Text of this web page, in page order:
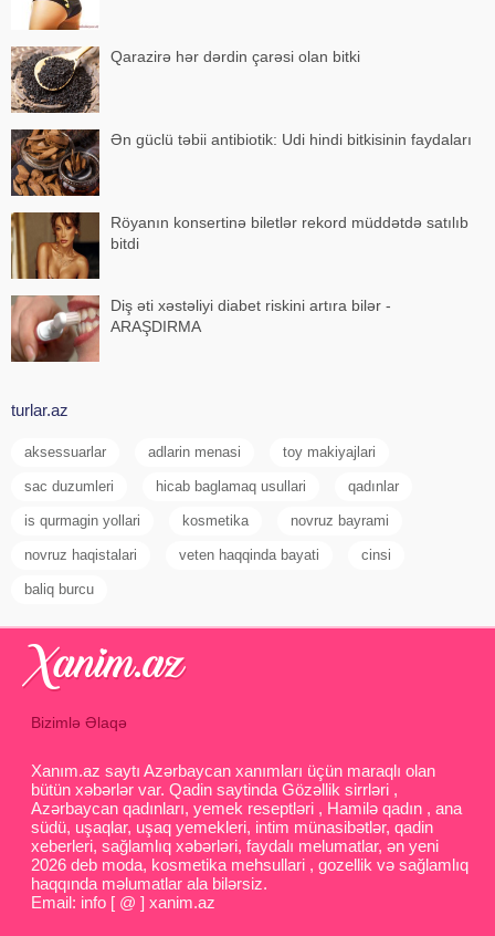
Qarazirə hər dərdin çarəsi olan bitki
Ən güclü təbii antibiotik: Udi hindi bitkisinin faydaları
Röyanın konsertinə biletlər rekord müddətdə satılıb
bitdi
Diş əti xəstəliyi diabet riskini artıra bilər -
ARAŞDIRMA
turlar.az
aksessuarlar adlarin menasi toy makiyajlari
sac duzumleri hicab baglamaq usullari qadınlar
is qurmagin yollari kosmetika novruz bayrami
novruz haqistalari veten haqqinda bayati cinsi
baliq burcu
Bizimlə Əlaqə
Xanım.az saytı Azərbaycan xanımları üçün maraqlı olan
bütün xəbərlər var. Qadin saytinda Gözəllik sirrləri ,
Azərbaycan qadınları, yemek reseptləri , Hamilə qadın , ana
südü, uşaqlar, uşaq yemekleri, intim münasibətlər, qadin
xeberleri, sağlamlıq xəbərləri, faydalı melumatlar, ən yeni
2026 deb moda, kosmetika mehsullari , gozellik və sağlamlıq
haqqında məlumatlar ala bilərsiz.
Email: info [ @ ] xanim.az